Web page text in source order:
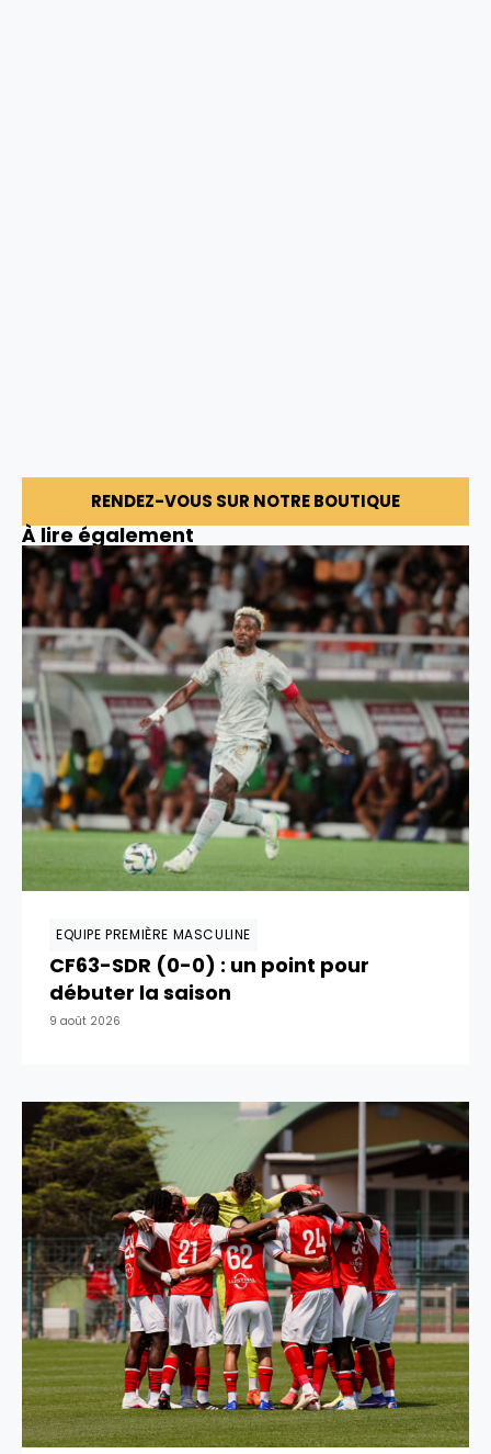
RENDEZ-VOUS SUR NOTRE BOUTIQUE
À lire également
EQUIPE PREMIÈRE MASCULINE
CF63-SDR (0-0) : un point pour
débuter la saison
9 août 2026